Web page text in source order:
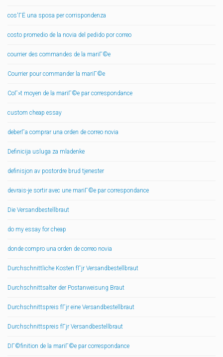
cos'ГЁ una sposa per corrispondenza
costo promedio de la novia del pedido por correo
courrier des commandes de la mariГ©e
Courrier pour commander la mariГ©e
CoГ»t moyen de la mariГ©e par correspondance
custom cheap essay
deberГ­a comprar una orden de correo novia
Definicija usluga za mladenke
definisjon av postordre brud tjenester
devrais-je sortir avec une mariГ©e par correspondance
Die Versandbestellbraut
do my essay for cheap
donde compro una orden de correo novia
Durchschnittliche Kosten fГјr Versandbestellbraut
Durchschnittsalter der Postanweisung Braut
Durchschnittspreis fГјr eine Versandbestellbraut
Durchschnittspreis fГјr Versandbestellbraut
DГ©finition de la mariГ©e par correspondance